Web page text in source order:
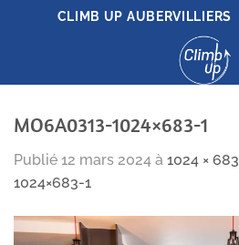
CLIMB UP AUBERVILLIERS
MO6A0313-1024×683-1
Publié 12 mars 2024 à 1024 × 683
1024×683-1